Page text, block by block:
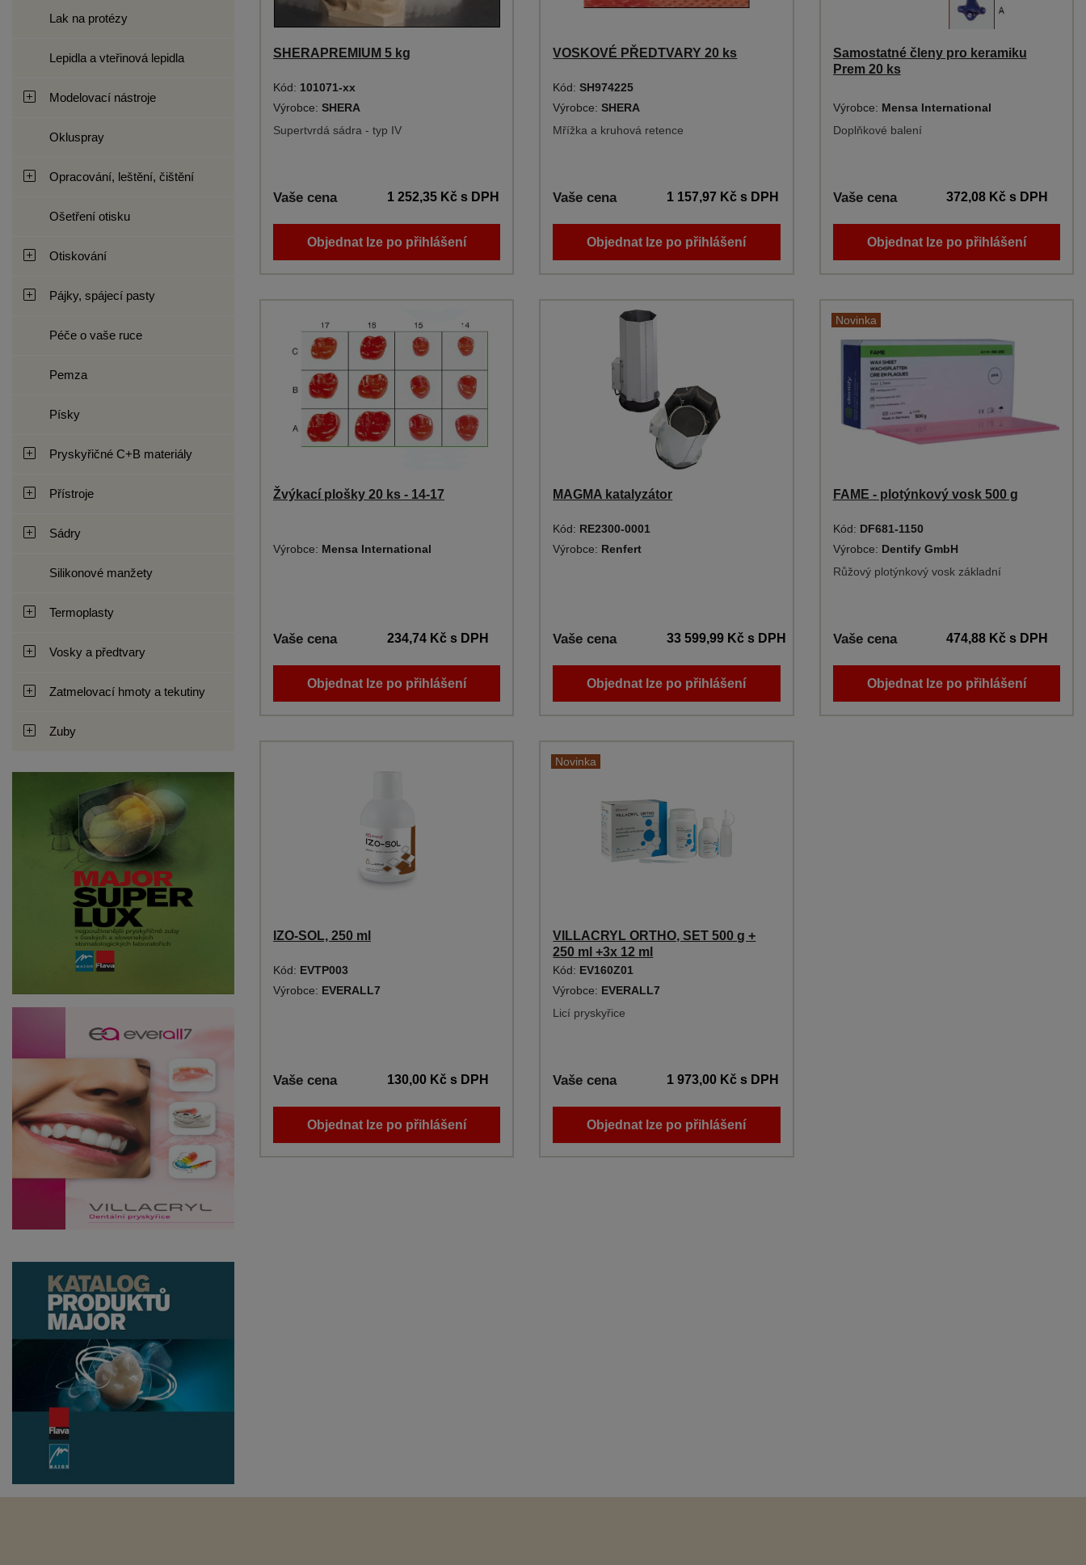
Lak na protézy
Lepidla a vteřinová lepidla
Modelovací nástroje
Okluspray
Opracování, leštění, čištění
Ošetření otisku
Otiskování
Pájky, spájecí pasty
Péče o vaše ruce
Pemza
Písky
Pryskyřičné C+B materiály
Přístroje
Sádry
Silikonové manžety
Termoplasty
Vosky a předtvary
Zatmelovací hmoty a tekutiny
Zuby
SHERAPREMIUM 5 kg
Kód: 101071-xx
Výrobce: SHERA
Supertvrdá sádra - typ IV
Vaše cena 1 252,35 Kčs DPH
Objednat lze po přihlášení
VOSKOVÉ PŘEDTVARY 20 ks
Kód:SH974225
Výrobce:SHERA
Mřížka a kruhová retence
Vaše cena 1 157,97 Kč s DPH
Objednat lze po přihlášení
Samostatné členy pro keramiku
Prem 20 ks
Výrobce: Mensa International
Doplňkové balení
Vaše cena 372,08 Kč s DPH
Objednat lze po přihlášení
Žvýkací plošky 20 ks - 14-17
Výrobce: Mensa International
Vaše cena 234,74 Kčs DPH
Objednat lze po přihlášení
MAGMA katalyzátor
Kód: RE2300-0001
Výrobce: Renfert
Vaše cena 33 599,99 Kč s DPH
Objednat lze po přihlášení
Novinka
FAME - plotýnkový vosk 500 g
Kód: DF681-1150
Výrobce: Dentify GmbH
Růžový plotýnkový vosk základní
Vaše cena 474,88 Kč s DPH
Objednat lze po přihlášení
IZO-SOL, 250 ml
Kód: EVTP003
Výrobce: EVERALL7
Vaše cena 130,00 Kčs DPH
Objednat lze po přihlášení
Novinka
VILLACRYL ORTHO, SET 500 g +
250 ml +3x 12 ml
Kód: EV160Z01
Výrobce: EVERALL7
Licí pryskyřice
Vaše cena 1 973,00 Kč s DPH
Objednat lze po přihlášení